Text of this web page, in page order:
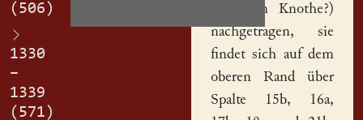
(506)
1330
–
1339
(571)
Hermann Knothe?)
nachgetragen, sie
findet sich auf dem
oberen Rand über
Spalte 15b, 16a,